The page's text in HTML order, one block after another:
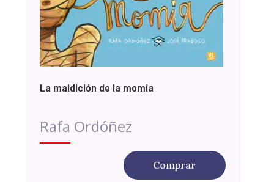
La maldición de la momia
Rafa Ordóñez
Comprar